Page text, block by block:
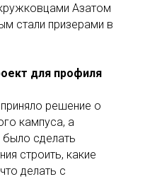
Азатом
стали призерами в
для профиля
решение о
кампуса, а
сделать
строить, какие
делать с